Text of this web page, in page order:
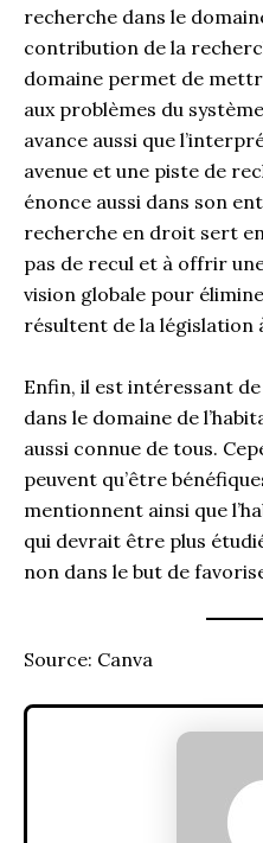
recherche dans le
contribution de la
domaine permet de
aux problèmes du
avance aussi que
avenue et une piste de
énonce aussi dans son
recherche en droit sert
pas de recul et à offrir
vision globale pour
résultent de la législation
Enfin, il est intéressant
dans le domaine de
aussi connue de tous.
peuvent qu’être
mentionnent ainsi que
qui devrait être plus
non dans le but de
Source: Canva